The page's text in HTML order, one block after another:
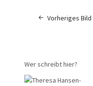
Vorheriges Bild
Wer schreibt hier?